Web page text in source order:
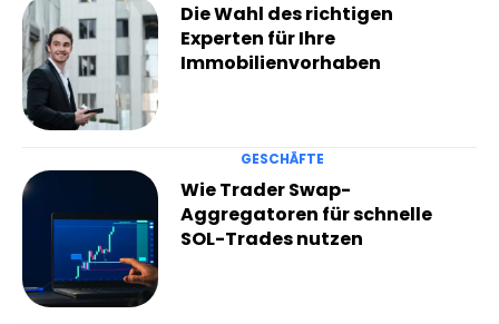
Die Wahl des richtigen
Experten für Ihre
Immobilienvorhaben
GESCHÄFTE
Wie Trader Swap-
Aggregatoren für schnelle
SOL-Trades nutzen